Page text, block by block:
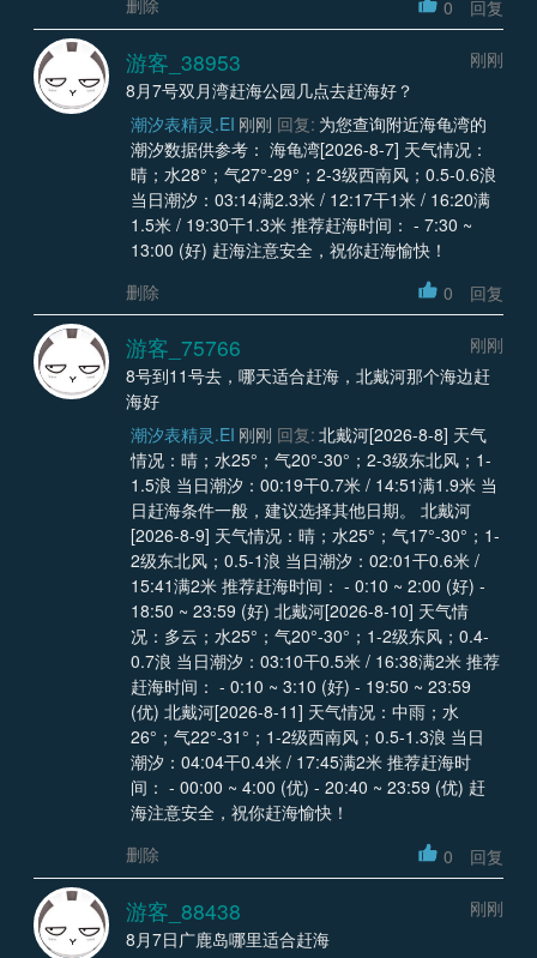
删除 0 回复
游客_38953
刚刚
8月7号双月湾赶海公园几点去赶海好？
潮汐表精灵.EI 刚刚 回复: 为您查询附近海龟湾的
潮汐数据供参考： 海龟湾[2026-8-7] 天气情况：
晴；水28°；气27°-29°；2-3级西南风；0.5-0.6浪
当日潮汐：03:14满2.3米 / 12:17干1米 / 16:20满
1.5米 / 19:30干1.3米 推荐赶海时间： - 7:30 ~
13:00 (好) 赶海注意安全，祝你赶海愉快！
删除
0 回复
游客_75766
刚刚
8号到11号去，哪天适合赶海，北戴河那个海边赶
海好
潮汐表精灵.EI 刚刚 回复: 北戴河[2026-8-8] 天气
情况：晴；水25°；气20°-30°；2-3级东北风；1-
1.5浪 当日潮汐：00:19干0.7米 / 14:51满1.9米 当
日赶海条件一般，建议选择其他日期。 北戴河
[2026-8-9] 天气情况：晴；水25°；气17°-30°；1-
2级东北风；0.5-1浪 当日潮汐：02:01干0.6米 /
15:41满2米 推荐赶海时间： - 0:10 ~ 2:00 (好) -
18:50 ~ 23:59 (好) 北戴河[2026-8-10] 天气情
况：多云；水25°；气20°-30°；1-2级东风；0.4-
0.7浪 当日潮汐：03:10干0.5米 / 16:38满2米 推荐
赶海时间： - 0:10 ~ 3:10 (好) - 19:50 ~ 23:59
(优) 北戴河[2026-8-11] 天气情况：中雨；水
26°；气22°-31°；1-2级西南风；0.5-1.3浪 当日
潮汐：04:04干0.4米 / 17:45满2米 推荐赶海时
间： - 00:00 ~ 4:00 (优) - 20:40 ~ 23:59 (优) 赶
海注意安全，祝你赶海愉快！
删除
0 回复
游客_88438
刚刚
8月7日广鹿岛哪里适合赶海